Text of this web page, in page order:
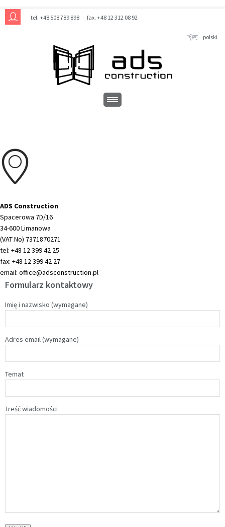
tel. +48 508 789 898 fax. +48 12 312 08 92
polski
ADS Construction
Spacerowa 7D/16
34-600 Limanowa
(VAT No) 7371870271
tel: +48 12 399 42 25
fax: +48 12 399 42 27
email: office@adsconstruction.pl
Formularz kontaktowy
Imię i nazwisko (wymagane)
Adres email (wymagane)
Temat
Treść wiadomości